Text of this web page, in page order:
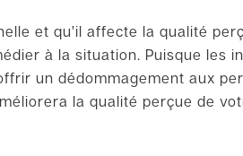
et qu’il affecte la qualité
à la situation. Puisque les
un dédommagement aux
la qualité perçue de